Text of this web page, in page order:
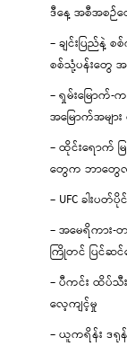
ဒီနေ့ အစီအစဉ်
– ချင်းပြည်နဲ့
စစ်သုံ့ပန်းတွေ
– ရှမ်းမြောက်
အမြောက်အများ
– ထိုင်းရောက်
တွေက ဘာတွေ
– UFC ခါးပ
– အမေရိကား
ကြိုတင် ပြင်ဆ
– ပီကင်း ထိပ်သီ
လေ့ကျင့်မှု
– ယူကရိန်း ဒ